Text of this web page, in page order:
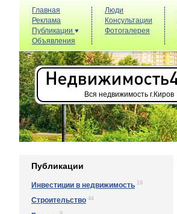
Главная
Реклама
Публикации
Объявления
Люди
Консультации
Фотогалерея
Вся недвижимость г.Киров
Публикации
Инвестиции в недвижимость 19
Строительство 44